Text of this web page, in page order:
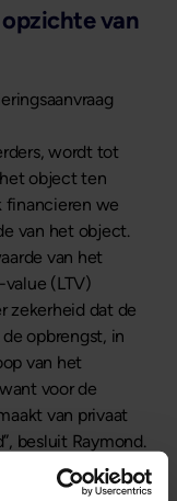
van
wordt tot
object ten
financieren we
van het object.
van het
(LTV)
zekerheid dat de
opbrengst, in
van het
voor de
van privaat
besluit Raymond.